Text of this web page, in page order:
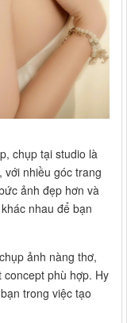
chụp tại studio là
với nhiều góc trang
ảnh đẹp hơn và
nhau để bạn
ảnh nàng thơ,
phù hợp. Hy
trong việc tạo